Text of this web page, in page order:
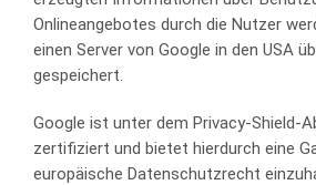
Onlineangebotes durch die Nutzer
einen Server von Google in den USA
gespeichert.
Google ist unter dem Privacy-Shield-
zertifiziert und bietet hierdurch eine
europäische Datenschutzrecht